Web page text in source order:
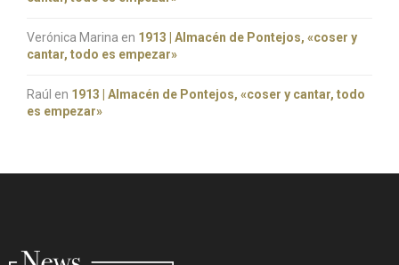
Verónica Marina en 1913 | Almacén de Pontejos, «coser y
cantar, todo es empezar»
Raúl en 1913 | Almacén de Pontejos, «coser y cantar, todo
es empezar»